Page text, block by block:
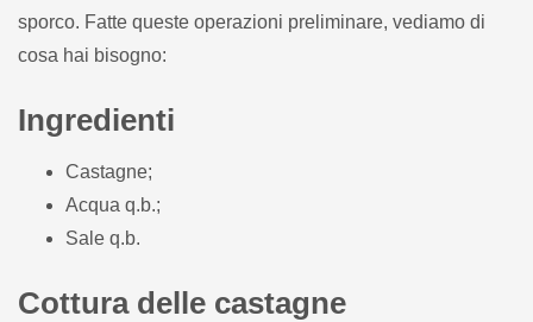
sporco. Fatte queste operazioni preliminare, vediamo di
cosa hai bisogno:
Ingredienti
Castagne;
Acqua q.b.;
Sale q.b.
Cottura delle castagne